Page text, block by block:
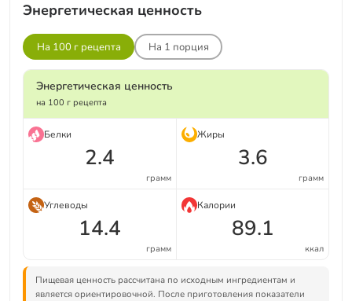
Энергетическая ценность
На 100 г рецепта На 1 порция
Энергетическая ценность
на 100 г рецепта
Белки
2.4
грамм
Жиры
3.6
грамм
Углеводы
14.4
грамм
Калории
89.1
ккал
Пищевая ценность рассчитана по исходным ингредиентам и
является ориентировочной. После приготовления показатели